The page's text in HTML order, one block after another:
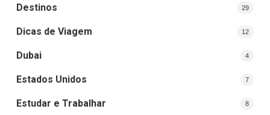
Destinos 29
Dicas de Viagem 12
Dubai 4
Estados Unidos 7
Estudar e Trabalhar 8